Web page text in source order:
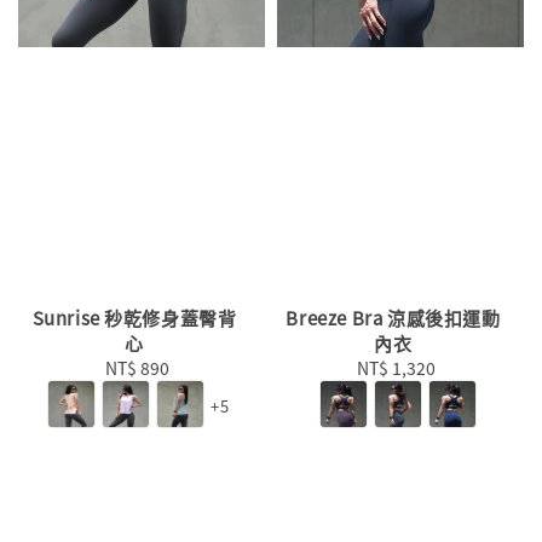
Sunrise 秒乾修身蓋臀背
心
Regular
price
NT$ 890
+5
Breeze Bra 涼感後扣運動
內衣
Regular
price
NT$ 1,320